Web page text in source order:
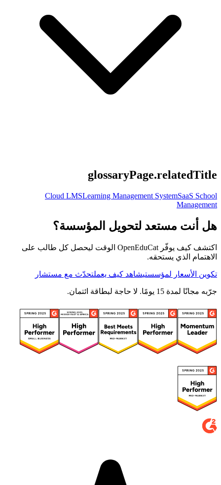
glossaryPage.relatedTitle
Cloud LMSLearning Management SystemSaaS School
Management
هل أنت مستعد لتحويل المؤسسة؟
اكتشف كيف يوفّر OpenEduCat الوقت ليحصل كل طالب على
الاهتمام الذي يستحقه.
تكوين الأسعار لمؤسستيشاهد كيف يعملتحدّث مع مستشار
جرّبه مجانًا لمدة 15 يومًا. لا حاجة لبطاقة ائتمان.